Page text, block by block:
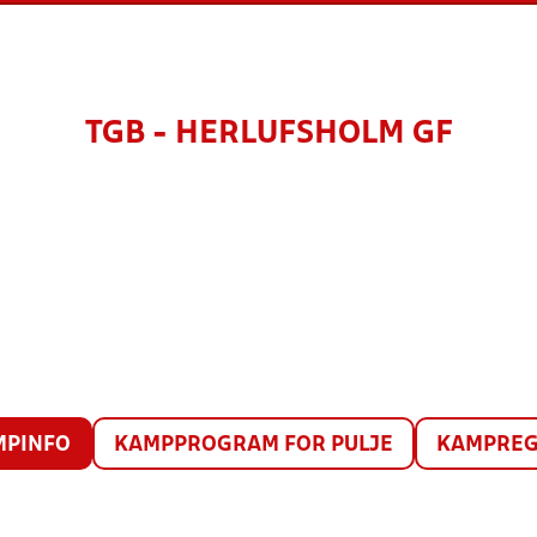
TGB - HERLUFSHOLM GF
KAMPPROGRAM FOR PULJE